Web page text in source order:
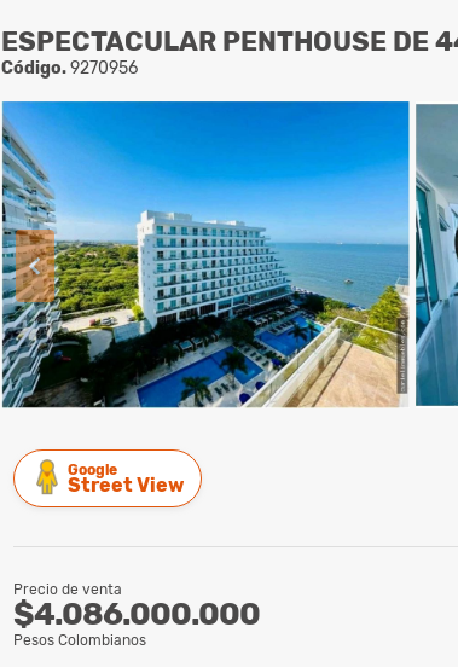
ESPECTACULAR PENTHOUSE DE
Código.9270956
Google
Street View
Precio de venta
$4.086.000.000
Pesos Colombianos